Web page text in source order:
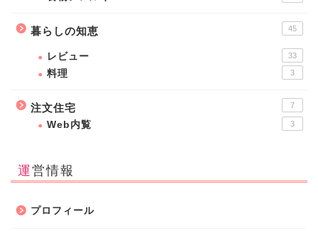
暮らしの知恵 45
レビュー 33
料理 3
注文住宅 7
Web内覧 3
運営情報
プロフィール